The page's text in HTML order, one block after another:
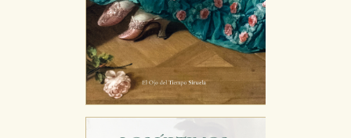
GUARDAR CONFIGURACIÓN
Puede consultar nuestrapolítica de cookies